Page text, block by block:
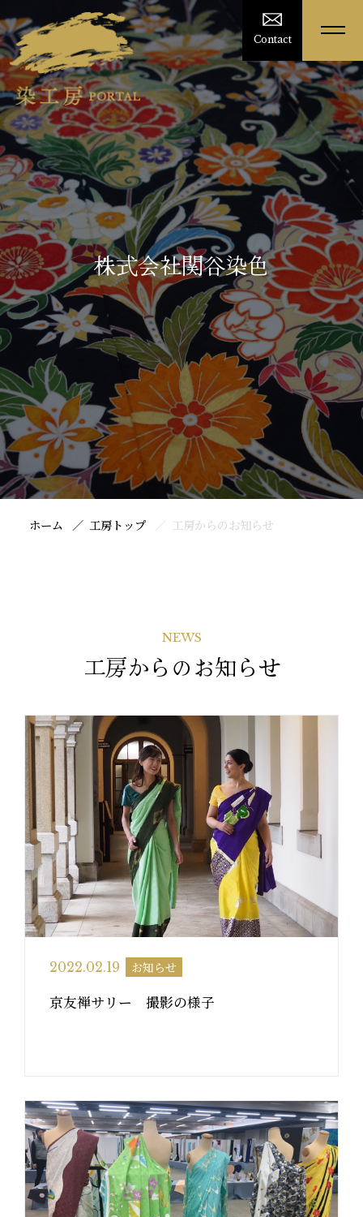
Contact
株式会社関谷染色
ホーム 工房トップ 工房からのお知らせ
NEWS
工房からのお知らせ
2022.02.19 お知らせ
京友禅サリー 撮影の様子